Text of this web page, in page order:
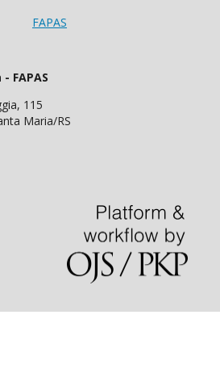
FAPAS
FAPAS
115
Maria/RS